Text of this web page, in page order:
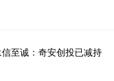
至诚：奇安创投已减持